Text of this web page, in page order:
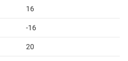
16
-16
20